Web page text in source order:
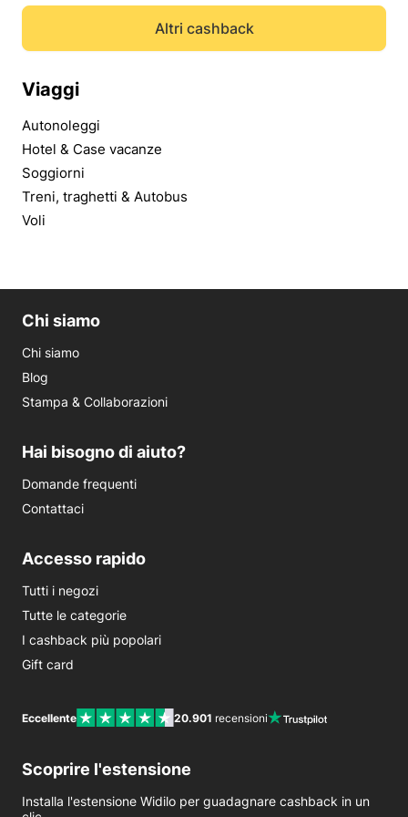
Altri cashback
Viaggi
Autonoleggi
Hotel & Case vacanze
Soggiorni
Treni, traghetti & Autobus
Voli
Chi siamo
Chi siamo
Blog
Stampa & Collaborazioni
Hai bisogno di aiuto?
Domande frequenti
Contattaci
Accesso rapido
Tutti i negozi
Tutte le categorie
I cashback più popolari
Gift card
Eccellente 20.901 recensioni
Scoprire l'estensione
Installa l'estensione Widilo per guadagnare cashback in un